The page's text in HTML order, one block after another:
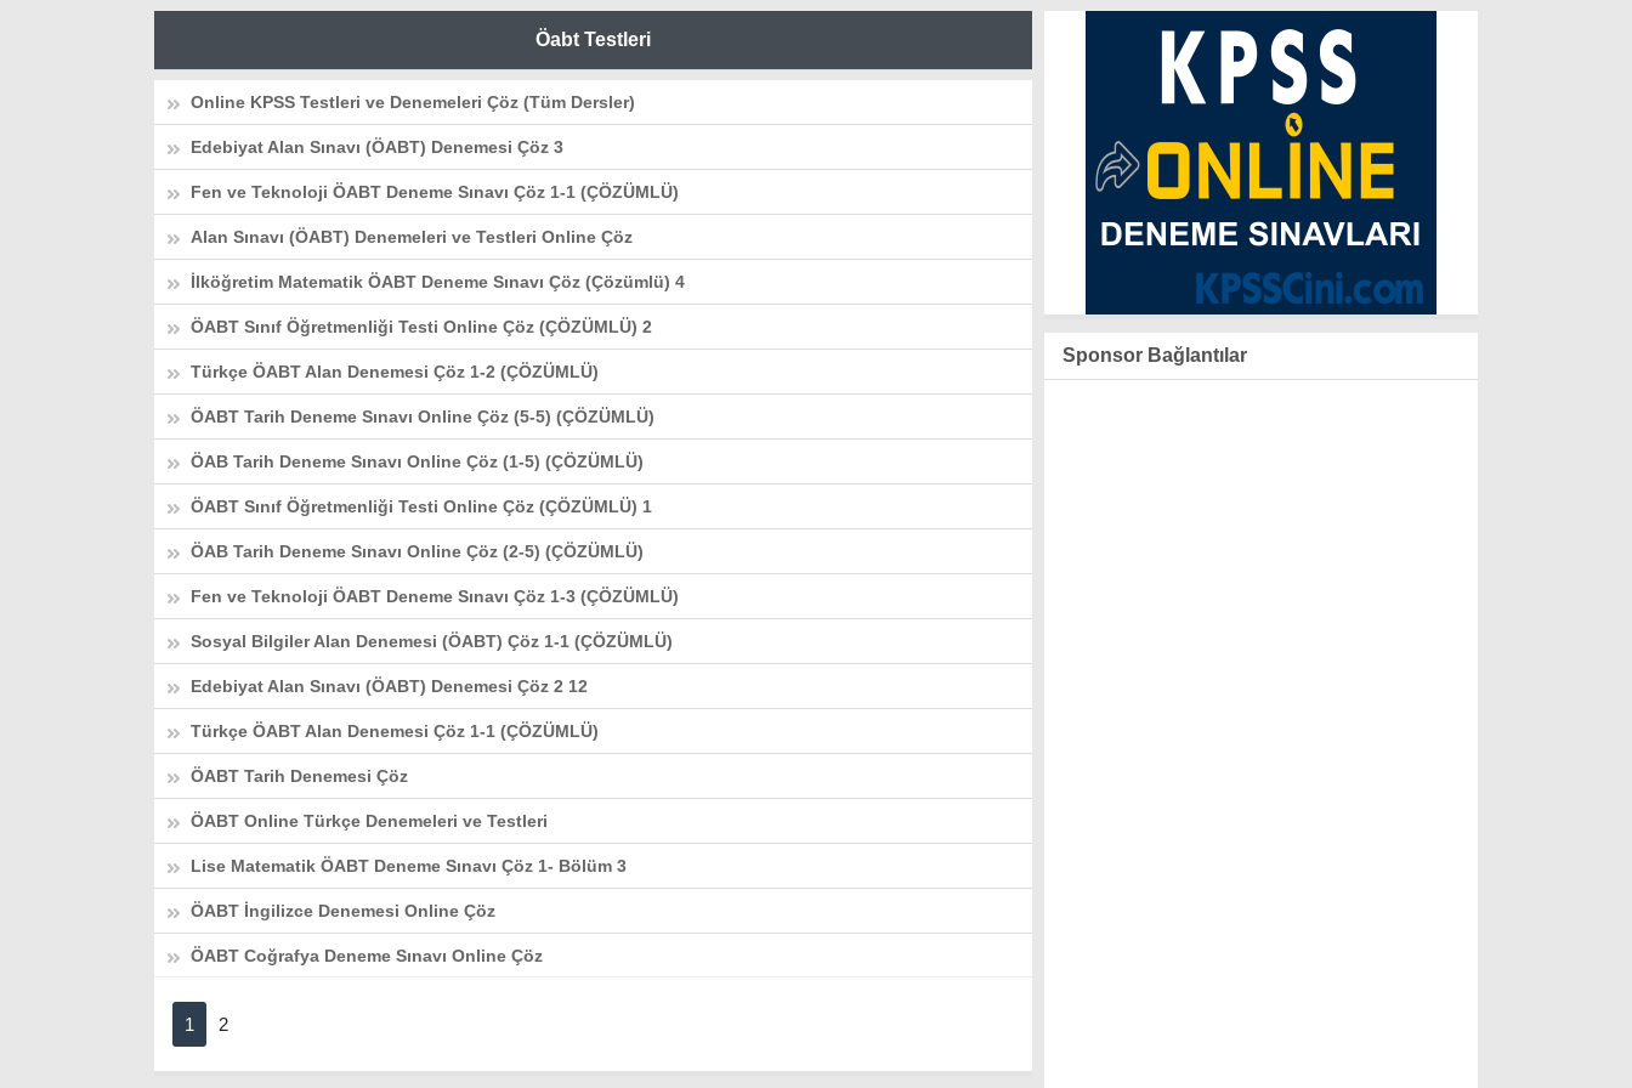
Öabt Testleri
Online KPSS Testleri ve Denemeleri Çöz (Tüm Dersler)
Edebiyat Alan Sınavı (ÖABT) Denemesi Çöz 3
Fen ve Teknoloji ÖABT Deneme Sınavı Çöz 1-1 (ÇÖZÜMLÜ)
Alan Sınavı (ÖABT) Denemeleri ve Testleri Online Çöz
İlköğretim Matematik ÖABT Deneme Sınavı Çöz (Çözümlü) 4
ÖABT Sınıf Öğretmenliği Testi Online Çöz (ÇÖZÜMLÜ) 2
Türkçe ÖABT Alan Denemesi Çöz 1-2 (ÇÖZÜMLÜ)
ÖABT Tarih Deneme Sınavı Online Çöz (5-5) (ÇÖZÜMLÜ)
ÖAB Tarih Deneme Sınavı Online Çöz (1-5) (ÇÖZÜMLÜ)
ÖABT Sınıf Öğretmenliği Testi Online Çöz (ÇÖZÜMLÜ) 1
ÖAB Tarih Deneme Sınavı Online Çöz (2-5) (ÇÖZÜMLÜ)
Fen ve Teknoloji ÖABT Deneme Sınavı Çöz 1-3 (ÇÖZÜMLÜ)
Sosyal Bilgiler Alan Denemesi (ÖABT) Çöz 1-1 (ÇÖZÜMLÜ)
Edebiyat Alan Sınavı (ÖABT) Denemesi Çöz 2 12
Türkçe ÖABT Alan Denemesi Çöz 1-1 (ÇÖZÜMLÜ)
ÖABT Tarih Denemesi Çöz
ÖABT Online Türkçe Denemeleri ve Testleri
Lise Matematik ÖABT Deneme Sınavı Çöz 1- Bölüm 3
ÖABT İngilizce Denemesi Online Çöz
ÖABT Coğrafya Deneme Sınavı Online Çöz
1 2
Sponsor Bağlantılar